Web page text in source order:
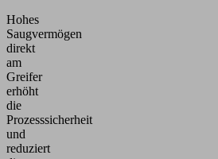
Hohes
Saugvermögen
direkt
am
Greifer
erhöht
die
Prozesssicherheit
und
reduziert